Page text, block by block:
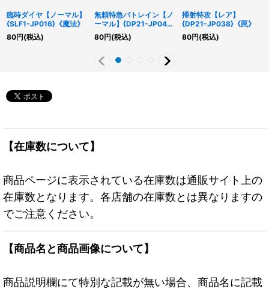
臨時ダイヤ【ノーマル】
{SLF1-JP016}《魔法》
80円(税込)
無頼特急バトレイン【ノ
ーマル】{DP21-JP042}
《モンスター》
80円(税込)
掃射特攻【レア】
{DP21-JP038}《罠》
80円(税込)
【在庫数について】
商品ページに表示されている在庫数は通販サイト上の
在庫数となります。各店舗の在庫数とは異なりますの
でご注意ください。
【商品名と商品画像について】
商品説明欄にて特別な記載が無い場合、商品名に記載